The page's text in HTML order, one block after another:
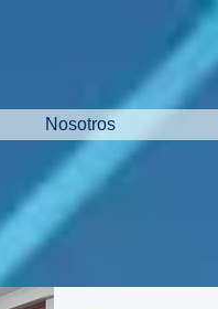
Nosotros